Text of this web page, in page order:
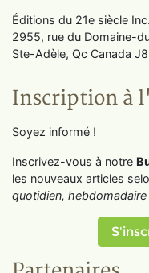
Éditions du 21e siècle Inc.
2955, rue du Domaine-
Ste-Adèle, Qc Canada
Inscription à
Soyez informé !
Inscrivez-vous à notre
les nouveaux articles
quotidien,